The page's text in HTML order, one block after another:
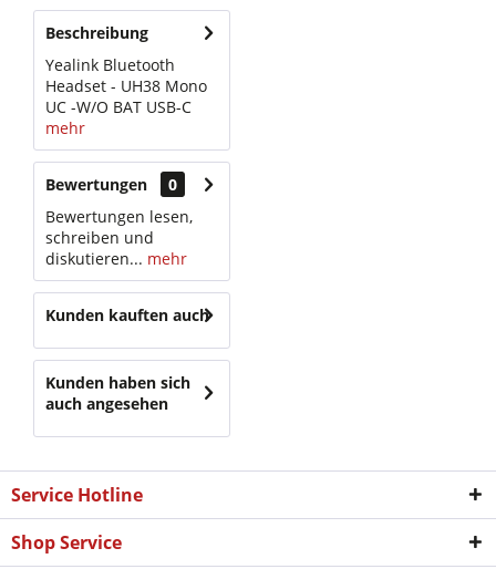
Beschreibung
Yealink Bluetooth
Headset - UH38 Mono
UC -W/O BAT USB-C
mehr
Bewertungen
0
Bewertungen lesen,
schreiben und
diskutieren... mehr
Kunden kauften auch
Kunden haben sich
auch angesehen
Service Hotline
Shop Service